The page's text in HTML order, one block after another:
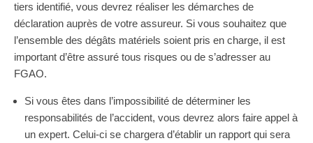
tiers identifié, vous devrez réaliser les démarches de
déclaration auprès de votre assureur. Si vous souhaitez que
l’ensemble des dégâts matériels soient pris en charge, il est
important d’être assuré tous risques ou de s’adresser au
FGAO.
Si vous êtes dans l’impossibilité de déterminer les
responsabilités de l’accident, vous devrez alors faire appel à
un expert. Celui-ci se chargera d’établir un rapport qui sera